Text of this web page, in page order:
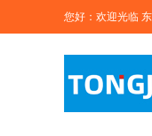
您好：欢迎光临